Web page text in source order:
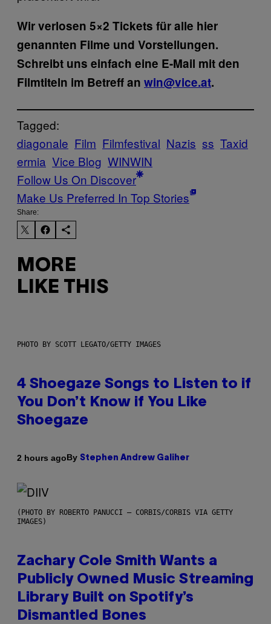
Wir verlosen 5×2 Tickets für alle hier
genannten Filme und Vorstellungen.
Schreibt uns einfach eine E-Mail mit den
Filmtiteln im Betreff an win@vice.at.
Tagged:
diagonale Film Filmfestival Nazis ss Taxid
ermia Vice Blog WINWIN
Follow Us On Discover
Make Us Preferred In Top Stories
Share:
MORE
LIKE THIS
PHOTO BY SCOTT LEGATO/GETTY IMAGES
4 Shoegaze Songs to Listen to if
You Don’t Know if You Like
Shoegaze
2 hours agoBy Stephen Andrew Galiher
(PHOTO BY ROBERTO PANUCCI – CORBIS/CORBIS VIA GETTY
IMAGES)
Zachary Cole Smith Wants a
Publicly Owned Music Streaming
Library Built on Spotify’s
Dismantled Bones